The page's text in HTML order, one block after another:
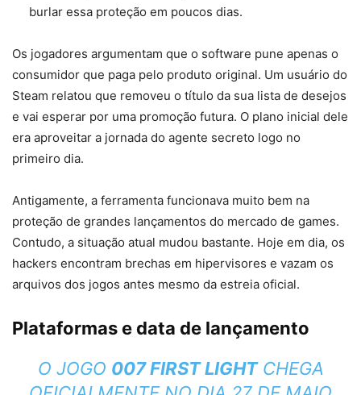
burlar essa proteção em poucos dias.
Os jogadores argumentam que o software pune apenas o
consumidor que paga pelo produto original. Um usuário do
Steam relatou que removeu o título da sua lista de desejos
e vai esperar por uma promoção futura. O plano inicial dele
era aproveitar a jornada do agente secreto logo no
primeiro dia.
Antigamente, a ferramenta funcionava muito bem na
proteção de grandes lançamentos do mercado de games.
Contudo, a situação atual mudou bastante. Hoje em dia, os
hackers encontram brechas em hipervisores e vazam os
arquivos dos jogos antes mesmo da estreia oficial.
Plataformas e data de lançamento
O JOGO 007 FIRST LIGHTCHEGA